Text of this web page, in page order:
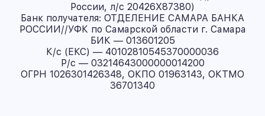
России, л/с 20426X87380)
Банк получателя: ОТДЕЛЕНИЕ САМАРА БАНКА
РОССИИ//УФК по Самарской области г. Самара
БИК — 013601205
К/с (ЕКС) — 40102810545370000036
Р/с — 03214643000000014200
ОГРН 1026301426348, ОКПО 01963143, ОКТМО
36701340